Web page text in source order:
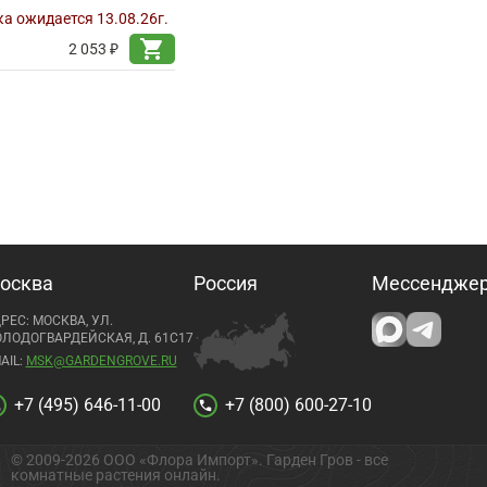
ожидается 13.08.26г.
2 053 ₽
shopping_cart
МОСКВА, УЛ.
Д. 61С17
MSK@GARDENGROVE.RU
+7 (495) 646-11-00
Россия
call +7 (800) 600-27-10
© 2009-2026 ООО «Флора Импорт». Гарден Гров - все
комнатные растения онлайн.